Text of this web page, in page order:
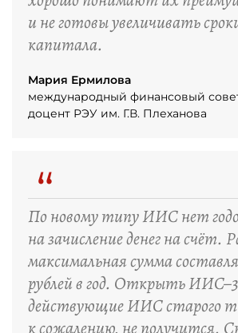
и не готовы увеличивать
капитала.
Мария Ермилова
международный финансовый
доцент РЭУ им. Г.В. Плеханова
“
По новому типу ИИС нет
на зачисление денег на счёт.
максимальная сумма
рублей в год. Открыть
действующие ИИС старого
к сожалению, не получится.